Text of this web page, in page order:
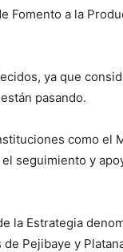
Fomento a la
ya que
pasando.
como el
seguimiento y
la Estrategia
Pejibaye y